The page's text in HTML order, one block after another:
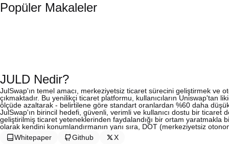
Popüler Makaleler
JULD Nedir?
JulSwap'ın temel amacı, merkeziyetsiz ticaret sürecini geliştirmek ve
çıkmaktadır. Bu yenilikçi ticaret platformu, kullanıcıların Uniswap'tan
ölçüde azaltarak - belirtilene göre standart oranlardan %60 daha
JulSwap'ın birincil hedefi, güvenli, verimli ve kullanıcı dostu bir ticaret
geliştirilmiş ticaret yeteneklerinden faydalandığı bir ortam yaratmakla
olarak kendini konumlandırmanın yanı sıra, DOT (merkeziyetsiz
Whitepaper
Github X